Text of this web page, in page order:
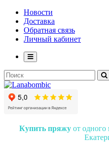
Новости
Доставка
Обратная связь
Личный кабинет
Купить пряжу от